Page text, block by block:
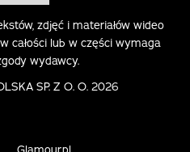
zdjęć i materiałów wideo
całości lub w części wymaga
wydawcy.
SP. Z O. O. 2026